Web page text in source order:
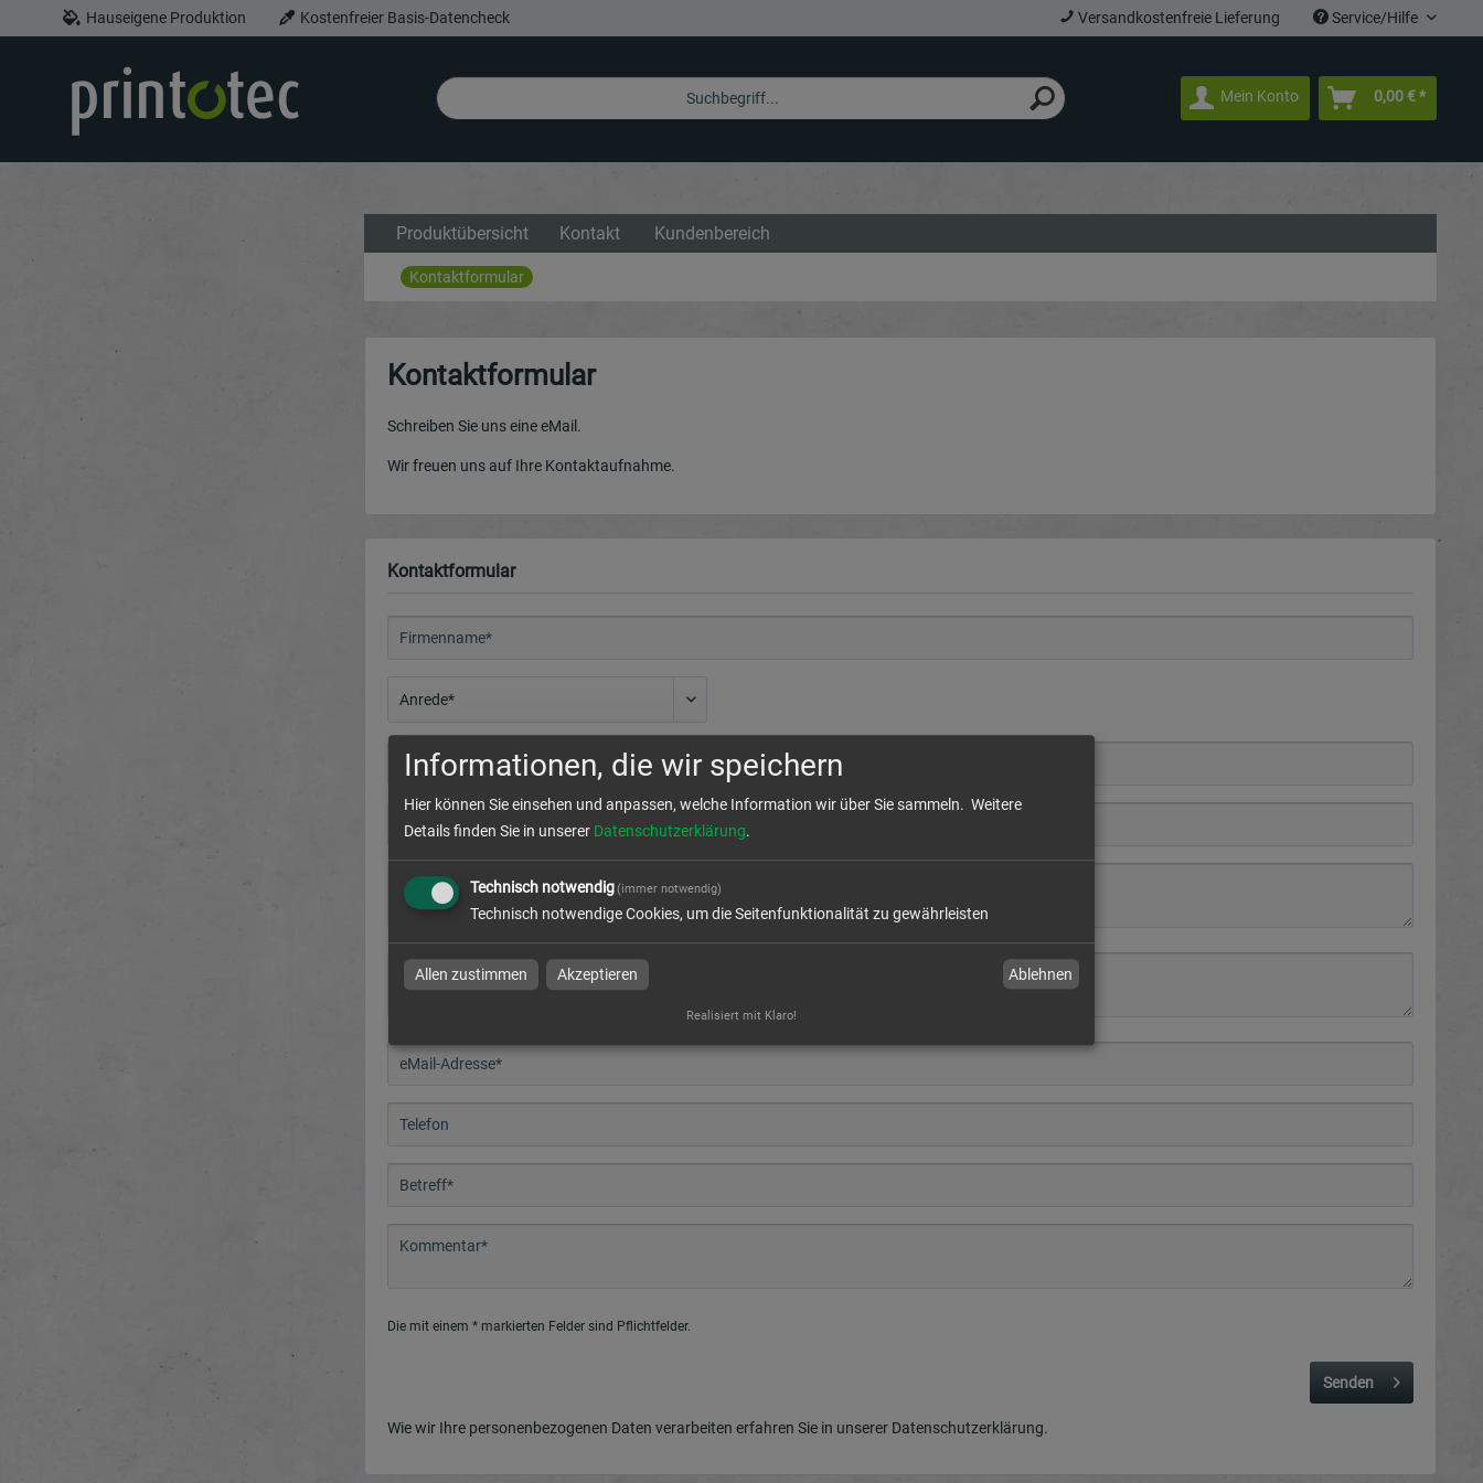
Hauseigene Produktion Kostenfreier Basis-Datencheck Versandkostenfreie Lieferung Service/Hilfe
Mein Konto 0,00 € *
Produktübersicht Kontakt Kundenbereich
Kontaktformular
Kontaktformular
Schreiben Sie uns eine eMail.
Wir freuen uns auf Ihre Kontaktaufnahme.
Kontaktformular
Die mit einem * markierten Felder sind Pflichtfelder.
Senden
Wie wir Ihre personenbezogenen Daten verarbeiten erfahren Sie in unserer Datenschutzerklärung.
Informationen, die wir speichern
Hier können Sie einsehen und anpassen, welche Information wir über Sie sammeln. Weitere
Details finden Sie in unserer Datenschutzerklärung.
Technisch notwendig(immer notwendig)
Technisch notwendige Cookies, um die Seitenfunktionalität zu gewährleisten
Allen zustimmen Akzeptieren Ablehnen
Realisiert mit Klaro!